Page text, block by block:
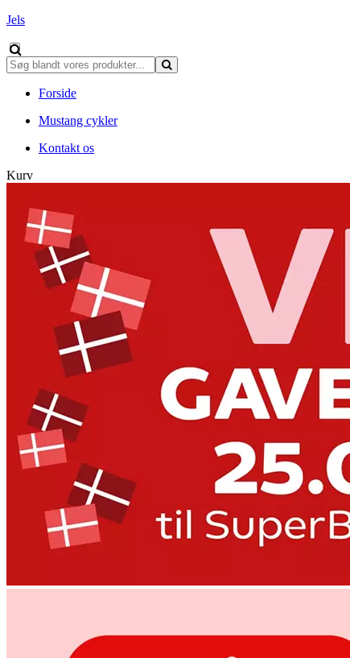
Jels
Forside
Mustang cykler
Kontakt os
Kurv